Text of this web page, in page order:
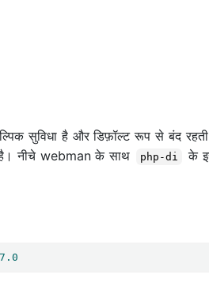
सुविधा है और डिफ़ॉल्ट रूप से बंद
है। नीचे webman के साथ php-di के
7.0